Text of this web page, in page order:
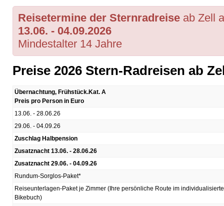
Reisetermine der Sternradreise ab Zell
13.06. - 04.09.2026
Mindestalter 14 Jahre
Preise 2026 Stern-Radreisen ab
Übernachtung, Frühstück.Kat. A
Preis pro Person in Euro
13.06. - 28.06.26
29.06. - 04.09.26
Zuschlag Halbpension
Zusatznacht 13.06. - 28.06.26
Zusatznacht 29.06. - 04.09.26
Rundum-Sorglos-Paket*
Reiseunterlagen-Paket je Zimmer (Ihre persönliche Route im
Bikebuch)